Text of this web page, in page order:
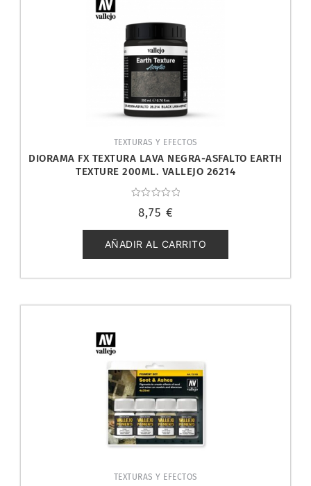
TEXTURAS Y EFECTOS
DIORAMA FX TEXTURA LAVA NEGRA-ASFALTO EARTH
TEXTURE 200ML. VALLEJO 26214
con
de
5
8,75 €
AÑADIR AL CARRITO
TEXTURAS Y EFECTOS